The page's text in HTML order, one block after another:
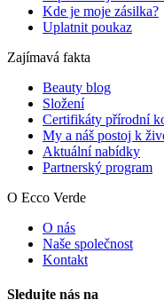
Kde je moje zásilka?
Uplatnit poukaz
Zajímavá fakta
Beauty blog
Složení
Certifikáty přírodní
My a náš postoj k
Aktuální nabídky
Partnerský program
O Ecco Verde
O nás
Naše společnost
Kontakt
Sledujte nás na